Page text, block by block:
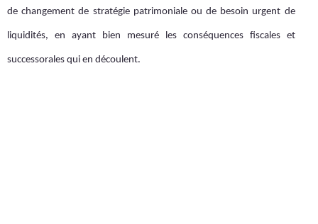
de changement de stratégie patrimoniale ou de besoin urgent de
liquidités, en ayant bien mesuré les conséquences fiscales et
successorales qui en découlent.